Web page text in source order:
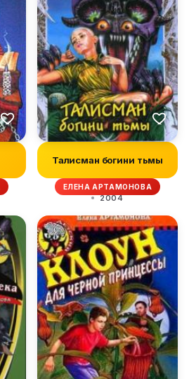
Талисман богини тьмы
ЕЛЕНА АРТАМОНОВА
2004